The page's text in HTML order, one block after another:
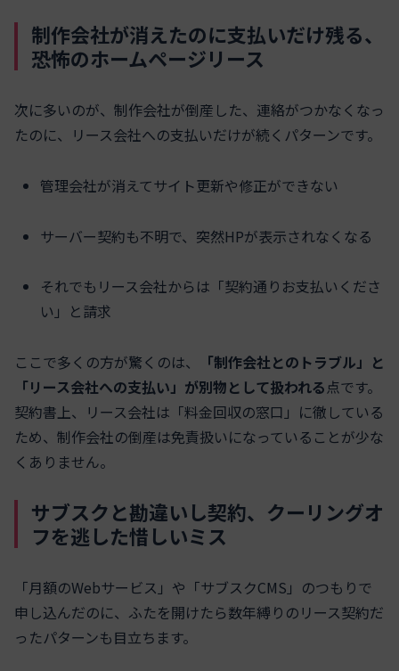
制作会社が消えたのに支払いだけ残る、
恐怖のホームページリース
次に多いのが、制作会社が倒産した、連絡がつかなくなっ
たのに、リース会社への支払いだけが続くパターンです。
管理会社が消えてサイト更新や修正ができない
サーバー契約も不明で、突然HPが表示されなくなる
それでもリース会社からは「契約通りお支払いくださ
い」と請求
ここで多くの方が驚くのは、
「制作会社とのトラブル」と
「リース会社への支払い」が別物として扱われる点です。
契約書上、リース会社は「料金回収の窓口」に徹している
ため、制作会社の倒産は免責扱いになっていることが少な
くありません。
サブスクと勘違いし契約、クーリングオ
フを逃した惜しいミス
「月額のWebサービス」や「サブスクCMS」のつもりで
申し込んだのに、ふたを開けたら数年縛りのリース契約だ
ったパターンも目立ちます。